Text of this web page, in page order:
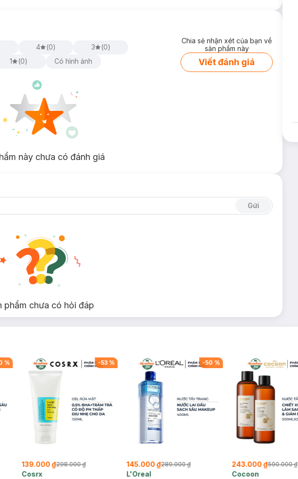
4 (0) 3 (0)
1 (0) Có hình ảnh
Chia sẻ nhận xét của bạn về
sản phẩm này
Viết đánh giá
này chưa có đánh giá
Gửi
phẩm chưa có hỏi đáp
% -53%
139.000 ₫298.000 ₫
Cosrx
-50 %
145.000 ₫289.000 ₫
L'Oreal
243.000 ₫590.000 ₫
Cocoon